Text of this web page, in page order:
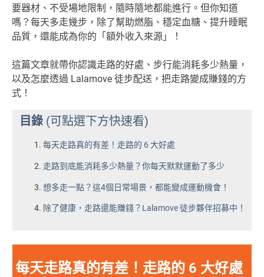
要器材、不受場地限制，隨時隨地都能進行。但你知道
嗎？每天多走幾步，除了幫助燃脂、穩定血糖、提升睡眠
品質，還能成為你的「額外收入來源」！
這篇文章就帶你認識走路的好處、步行能消耗多少熱量，
以及怎麼透過 Lalamove 徒步配送，把走路變成賺錢的方
式！
目錄 (可點選下方快速看)
每天走路真的有差！走路的 6 大好處
走路到底能消耗多少熱量？你每天默默運動了多少
想多走一點？這4個日常場景，都能變成運動機會！
除了健康，走路還能賺錢？Lalamove 徒步夥伴招募中！
每天走路真的有差！走路的 6 大好處